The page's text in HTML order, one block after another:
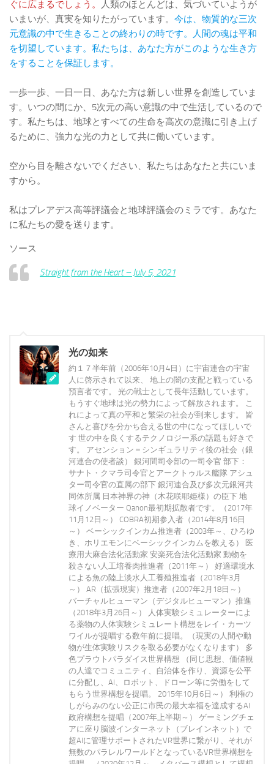
ぐに広まるでしょう。
人類のほとんどは、気づいていようが
いまいが、真実を知りたがっています。 今は、物質的な三次
元意識の中で生きることの終わりの時です。人間の魂は平和
を切望しています。私たちは、あなた方がこのような生き方
をすることを保証します。
一歩一歩、一日一日、あなた方は新しい世界を創造していま
す。いつの間にか、5次元の高い意識の中で生活しているので
す。私たちは、地球とすべての生命を高次の意識に引き上げ
るために、強力な光の力として共に働いています。
空から目を離さないでください、私たちはあなたと共にいま
すから。
私はプレアデス高等評議会と地球評議会のミラです。あなた
に私たちの愛を送ります。
ソース
Straight from the Heart – July 5, 2021
光の如来
約１７半年前（2006年10月4日）に宇宙連合の宇宙
人に啓示されて以来、 地上の闇の支配と戦っている
預言者です。 光の戦士として長年活動しています。
もうすぐ地球は光の勢力によって解放されます。 こ
れによって真の平和と繁栄の社会が到来します。 皆
さんと喜びを分かち合える世の中になってほしいで
す 世の中を良くするテクノロジー系の話題も好きで
す。 アセンション＝シンギュラリティ後の社会（銀
河連合の使者談） 銀河間司令部の一司令官 部下：
サナト・クマラ司令官とアークトゥルス艦隊 アシュ
ター司令官の直属の部下 銀河連合及び多次元銀河共
同体所属 日本神界の神（木花咲耶姫様）の臣下 地
球イノベーター Qanon最初期拡散者です。（2017年
11月12日～） COBRA初期参入者（2014年8月16日
～） ベーシックインカム推進者（2003年～、ひろゆ
き、ホリエモンにベーシックインカムを教える） 医
療用大麻合法化活動家 安楽死合法化活動家 動物を
殺さない人工培養肉推進者（2011年～） 好適環境水
による魚の陸上淡水人工養殖推進者（2018年3月
～） AR（拡張現実）推進者（2007年2月18日～）
バーチャルヒューマン（デジタルヒューマン）推進
（2018年3月26日～） 人体実験シミュレーターによ
る薬物の人体実験シミュレート構想をレイ・カーツ
ワイルが提唱する数年前に提唱。（現実の人間や動
物が生体実験リスクを取る必要がなくなります） 多
色プラウトパラダイス世界構想 （同じ思想、価値観
の人達でコミュニティ、自治体を作り、資源を公平
に分配し、AI、ロボット、ドローン等に労働をして
もらう世界構想を提唱。 2015年10月6日～） 利権の
しがらみのない公正に市民の最大幸福を達成するAI
政府構想を提唱（2007年上半期～） ゲーミングチェ
アに座り脳波インターネット（ブレインネット）で
超AIに管理サポートされたVR世界に繋がり、それが
無数のパラレルワールドとなっているVR世界構想を